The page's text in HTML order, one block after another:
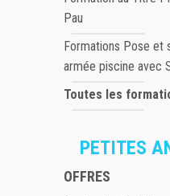
Pau
Formations Pose et
armée piscine avec
Toutes les
PETITES
OFFRES